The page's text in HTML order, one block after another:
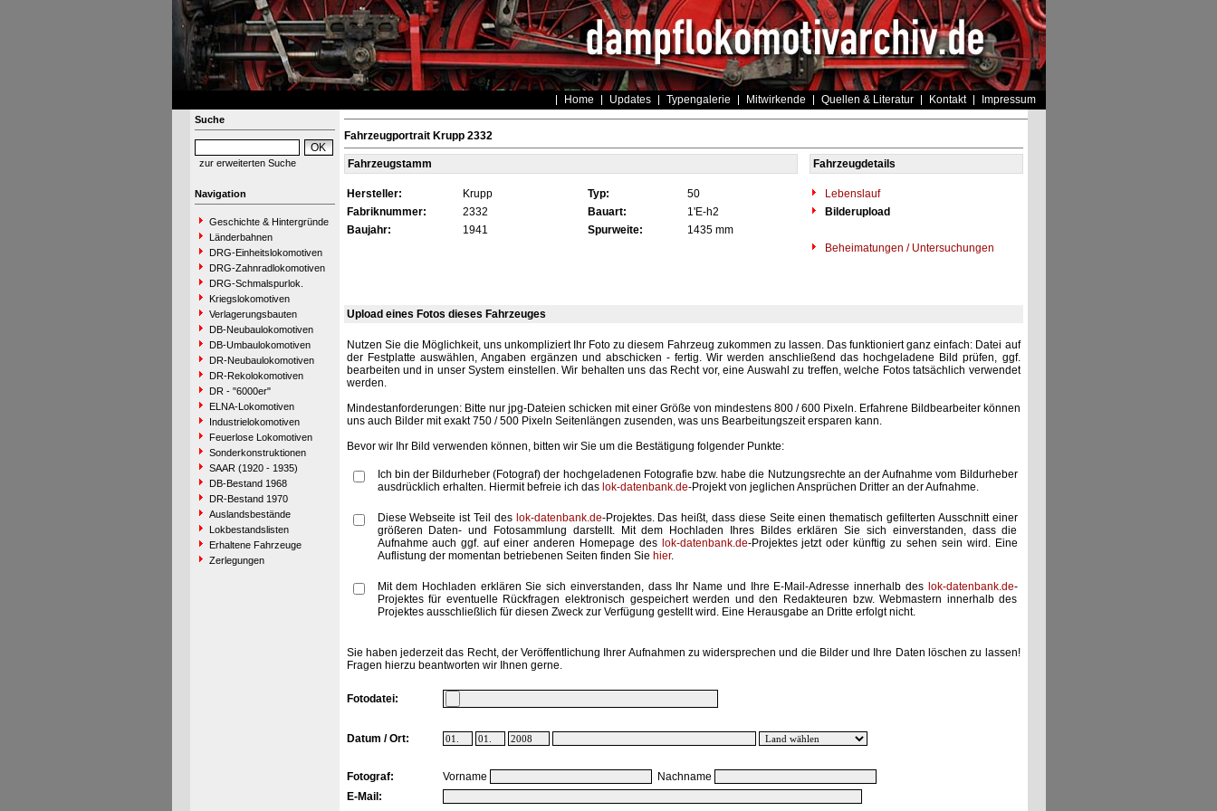
Home Updates Typengalerie Mitwirkende Quellen & Literatur Kontakt Impressum
Suche
zur erweiterten Suche
Navigation
Geschichte & Hintergründe
Länderbahnen
DRG-Einheitslokomotiven
DRG-Zahnradlokomotiven
DRG-Schmalspurlok.
Kriegslokomotiven
Verlagerungsbauten
DB-Neubaulokomotiven
DB-Umbaulokomotiven
DR-Neubaulokomotiven
DR-Rekolokomotiven
DR - "6000er"
ELNA-Lokomotiven
Industrielokomotiven
Feuerlose Lokomotiven
Sonderkonstruktionen
SAAR (1920 - 1935)
DB-Bestand 1968
DR-Bestand 1970
Auslandsbestände
Lokbestandslisten
Erhaltene Fahrzeuge
Zerlegungen
Fahrzeugportrait Krupp 2332
Fahrzeugstamm Fahrzeugdetails
Hersteller: Krupp Typ: 50
Lebenslauf
Fabriknummer:
2332 Bauart: 1'E-h2
Bilderupload
Baujahr:
1941 Spurweite:
1435 mm
Beheimatungen / Untersuchungen
Upload eines Fotos dieses Fahrzeuges
Nutzen Sie die Möglichkeit, uns unkompliziert Ihr Foto zu diesem Fahrzeug zukommen zu lassen. Das funktioniert ganz einfach: Datei auf
der Festplatte auswählen, Angaben ergänzen und abschicken - fertig. Wir werden anschließend das hochgeladene Bild prüfen, ggf.
bearbeiten und in unser System einstellen. Wir behalten uns das Recht vor, eine Auswahl zu treffen, welche Fotos tatsächlich verwendet
werden.
Mindestanforderungen: Bitte nur jpg-Dateien schicken mit einer Größe von mindestens 800 / 600 Pixeln. Erfahrene Bildbearbeiter können
uns auch Bilder mit exakt 750 / 500 Pixeln Seitenlängen zusenden, was uns Bearbeitungszeit ersparen kann.
Bevor wir Ihr Bild verwenden können, bitten wir Sie um die Bestätigung folgender Punkte:
Ich bin der Bildurheber (Fotograf) der hochgeladenen Fotografie bzw. habe die Nutzungsrechte an der Aufnahme vom Bildurheber
ausdrücklich erhalten. Hiermit befreie ich das lok-datenbank.de-Projekt von jeglichen Ansprüchen Dritter an der Aufnahme.
Diese Webseite ist Teil des lok-datenbank.de-Projektes. Das heißt, dass diese Seite einen thematisch gefilterten Ausschnitt einer
größeren Daten- und Fotosammlung darstellt. Mit dem Hochladen Ihres Bildes erklären Sie sich einverstanden, dass die
Aufnahme auch ggf. auf einer anderen Homepage des lok-datenbank.de-Projektes jetzt oder künftig zu sehen sein wird. Eine
Auflistung der momentan betriebenen Seiten finden Sie hier.
Mit dem Hochladen erklären Sie sich einverstanden, dass Ihr Name und Ihre E-Mail-Adresse innerhalb des lok-datenbank.de-
Projektes für eventuelle Rückfragen elektronisch gespeichert werden und den Redakteuren bzw. Webmastern innerhalb des
Projektes ausschließlich für diesen Zweck zur Verfügung gestellt wird. Eine Herausgabe an Dritte erfolgt nicht.
Sie haben jederzeit das Recht, der Veröffentlichung Ihrer Aufnahmen zu widersprechen und die Bilder und Ihre Daten löschen zu lassen!
Fragen hierzu beantworten wir Ihnen gerne.
Fotodatei:
Datum / Ort:
Fotograf: Vorname
Nachname
E-Mail: